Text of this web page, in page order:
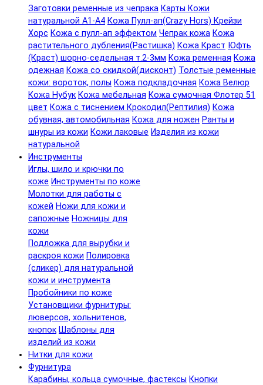
Заготовки ременные из чепрака Карты Кожи
натуральной А1-А4 Кожа Пулл-ап(Crazy Hors) Крейзи
Хорс Кожа с пулл-ап эффектом Чепрак кожа Кожа
растительного дубления(Растишка) Кожа Краст Юфть
(Краст) шорно-седельная т.2-3мм Кожа ременная Кожа
одежная Кожа со скидкой(дисконт) Толстые ременные
кожи: вороток, полы Кожа подкладочная Кожа Велюр
Кожа Нубук Кожа мебельная Кожа сумочная Флотер 51
цвет Кожа с тиснением Крокодил(Рептилия) Кожа
обувная, автомобильная Кожа для ножен Ранты и
шнуры из кожи Кожи лаковые Изделия из кожи
натуральной
Инструменты
Иглы, шило и крючки по
коже Инструменты по коже
Молотки для работы с
кожей Ножи для кожи и
сапожные Ножницы для
кожи
Подложка для вырубки и
раскроя кожи Полировка
(сликер) для натуральной
кожи и инструмента
Пробойники по коже
Установщики фурнитуры:
люверсов, хольнитенов,
кнопок Шаблоны для
изделий из кожи
Нитки для кожи
Фурнитура
Карабины, кольца сумочные, фастексы Кнопки